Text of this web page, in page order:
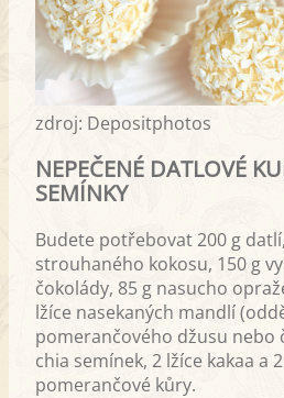
zdroj: Depositphotos
NEPEČENÉ DATLOVÉ
SEMÍNKY
Budete potřebovat 200 g
strouhaného kokosu, 150 g
čokolády, 85 g nasucho
lžíce nasekaných mandlí
pomerančového džusu nebo
chia semínek, 2 lžíce kakaa a
pomerančové kůry.